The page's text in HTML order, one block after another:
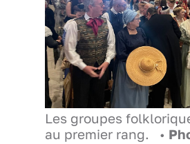
Les groupes
au premier rang. •